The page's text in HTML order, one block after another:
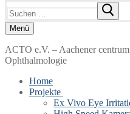
nach:
Menü
ACTO e.V. – Aachener
Ophthalmologie
Home
Projekte
Ex Vivo Eye